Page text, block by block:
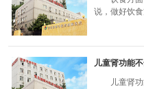
说，做好饮
儿童肾功能
儿童肾